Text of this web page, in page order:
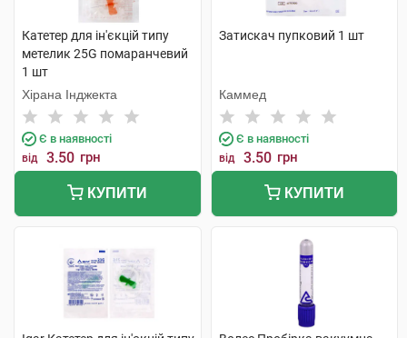
Катетер для ін'єкцій типу
метелик 25G помаранчевий
1 шт
Хірана Інджекта
Є в наявності
від 3.50 грн
КУПИТИ
Затискач пупковий 1 шт
Каммед
Є в наявності
від 3.50 грн
КУПИТИ